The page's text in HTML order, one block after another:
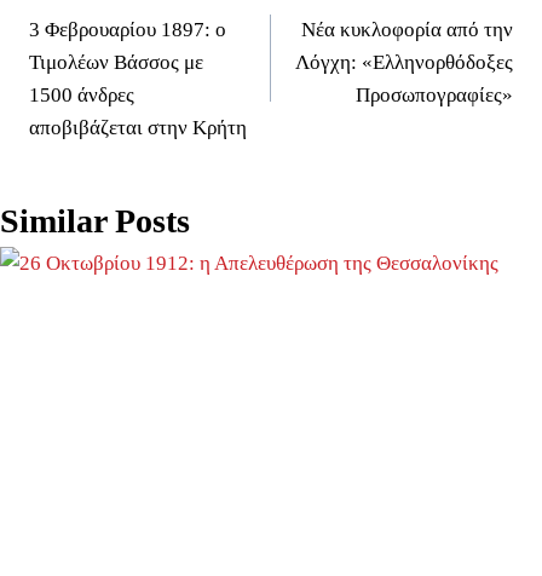
άρθρων
3 Φεβρουαρίου 1897: ο
Τιμολέων Βάσσος με
1500 άνδρες
αποβιβάζεται στην Κρήτη
Νέα κυκλοφορία από την
Λόγχη: «Ελληνορθόδοξες
Προσωπογραφίες»
Similar Posts